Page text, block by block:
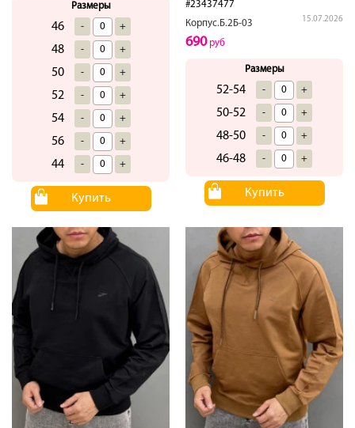
Размеры
46 - +
48 - +
50 - +
52 - +
54 - +
56 - +
44 - +
Купить
#23437477
Корпус.Б.2Б-03
15.07.2026
690руб
Размеры
52-54 - +
50-52 - +
48-50 - +
46-48 - +
Купить